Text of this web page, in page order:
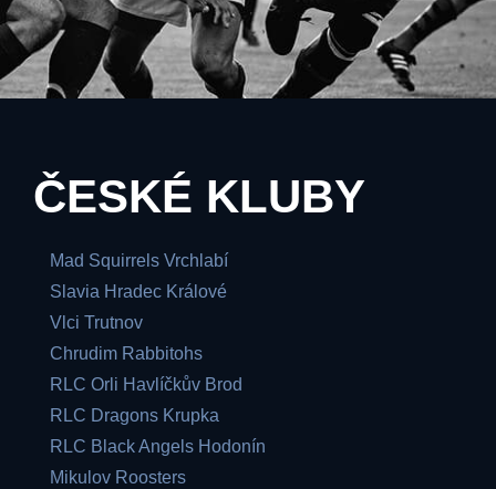
ČESKÉ KLUBY
Mad Squirrels Vrchlabí
Slavia Hradec Králové
Vlci Trutnov
Chrudim Rabbitohs
RLC Orli Havlíčkův Brod
RLC Dragons Krupka
RLC Black Angels Hodonín
Mikulov Roosters